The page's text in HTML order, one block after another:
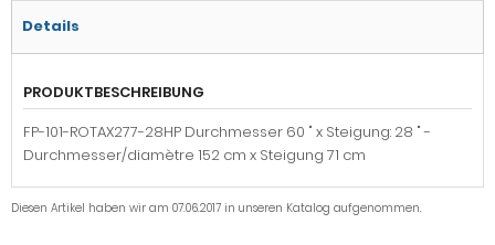
Details
PRODUKTBESCHREIBUNG
FP-101-ROTAX277-28HP Durchmesser 60 " x Steigung: 28 " -
Durchmesser/diamètre 152 cm x Steigung 71 cm
Diesen Artikel haben wir am 07.06.2017 in unseren Katalog aufgenommen.